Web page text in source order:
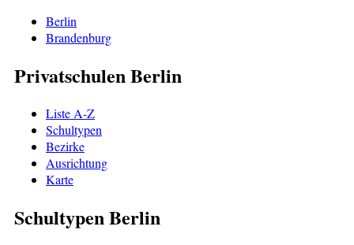
Berlin
Brandenburg
Privatschulen Berlin
Liste A-Z
Schultypen
Bezirke
Ausrichtung
Karte
Schultypen Berlin